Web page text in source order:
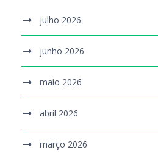
julho 2026
junho 2026
maio 2026
abril 2026
março 2026